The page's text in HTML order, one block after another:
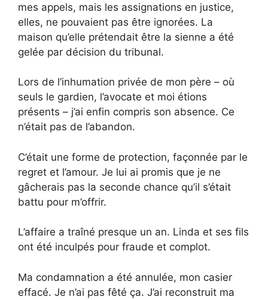
mes appels, mais les assignations en justice,
elles, ne pouvaient pas être ignorées. La
maison qu’elle prétendait être la sienne a été
gelée par décision du tribunal.
Lors de l’inhumation privée de mon père – où
seuls le gardien, l’avocate et moi étions
présents – j’ai enfin compris son absence. Ce
n’était pas de l’abandon.
C’était une forme de protection, façonnée par le
regret et l’amour. Je lui ai promis que je ne
gâcherais pas la seconde chance qu’il s’était
battu pour m’offrir.
L’affaire a traîné presque un an. Linda et ses fils
ont été inculpés pour fraude et complot.
Ma condamnation a été annulée, mon casier
effacé. Je n’ai pas fêté ça. J’ai reconstruit ma